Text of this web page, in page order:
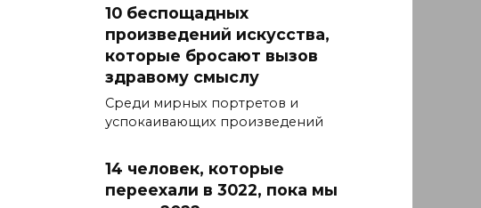
10 беспощадных
произведений искусства,
которые бросают вызов
здравому смыслу
Среди мирных портретов и
успокаивающих произведений
14 человек, которые
переехали в 3022, пока мы